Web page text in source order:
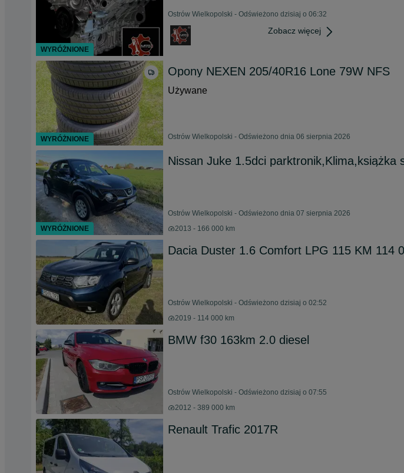
Ostrów Wielkopolski - Odświeżono dzisiaj o 06:32
Zobacz więcej
Opony NEXEN 205/40R16 Lone 79W NFS
Używane
Ostrów Wielkopolski - Odświeżono dnia 06 sierpnia 2026
Nissan Juke 1.5dci parktronik,Klima,książka
Ostrów Wielkopolski - Odświeżono dnia 07 sierpnia 2026
2013 - 166 000 km
Dacia Duster 1.6 Comfort LPG 115 KM 114
Ostrów Wielkopolski - Odświeżono dzisiaj o 02:52
2019 - 114 000 km
BMW f30 163km 2.0 diesel
Ostrów Wielkopolski - Odświeżono dzisiaj o 07:55
2012 - 389 000 km
Renault Trafic 2017R
WYRÓŻNIONE
WYRÓŻNIONE
WYRÓŻNIONE